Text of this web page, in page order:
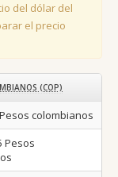
del dólar del
el precio
(COP)
Pesos colombianos
Pesos